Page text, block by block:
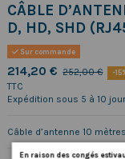
CÂBLE
D, HD, SHD
Sur commande
214,20 € 252,00 € -
TTC
Expédition sous 5 à 10
Câble d’antenne 10
En raison des congés